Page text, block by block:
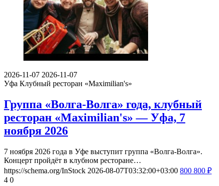
2026-11-07 2026-11-07
Уфа Клубный ресторан «Maximilian's»
Группа «Волга-Волга» года, клубный
ресторан «Maximilian's» — Уфа, 7
ноября 2026
7 ноября 2026 года в Уфе выступит группа «Волга-Волга».
Концерт пройдёт в клубном ресторане…
https://schema.org/InStock 2026-08-07T03:32:00+03:00 800 800 ₽
4 0